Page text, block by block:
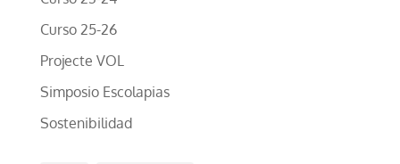
Curso 25-26
Projecte VOL
Simposio Escolapias
Sostenibilidad